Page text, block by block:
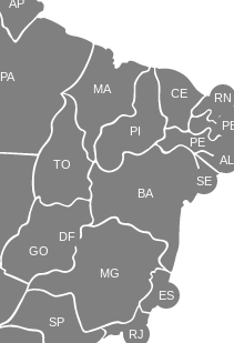
BA
SE
PE
AL
PA
AP
RJ
SP
GO
MG
ES
PI
CE
TO
MA
RN
DF